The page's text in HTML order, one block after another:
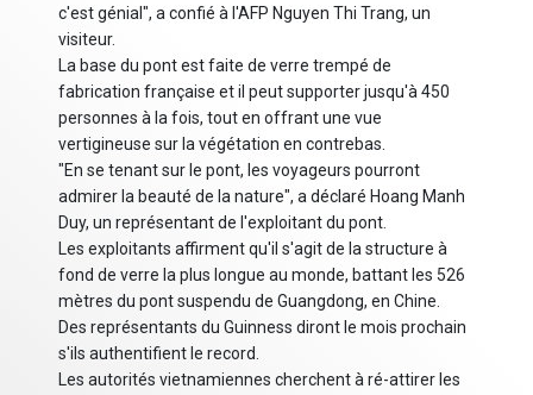
c'est génial", a confié à l'AFP Nguyen Thi Trang, un
visiteur.
La base du pont est faite de verre trempé de
fabrication française et il peut supporter jusqu'à 450
personnes à la fois, tout en offrant une vue
vertigineuse sur la végétation en contrebas.
"En se tenant sur le pont, les voyageurs pourront
admirer la beauté de la nature", a déclaré Hoang Manh
Duy, un représentant de l'exploitant du pont.
Les exploitants affirment qu'il s'agit de la structure à
fond de verre la plus longue au monde, battant les 526
mètres du pont suspendu de Guangdong, en Chine.
Des représentants du Guinness diront le mois prochain
s'ils authentifient le record.
Les autorités vietnamiennes cherchent à ré-attirer les